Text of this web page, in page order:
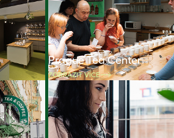
Prague Tea Center
ZOBRAZIT VÍCE